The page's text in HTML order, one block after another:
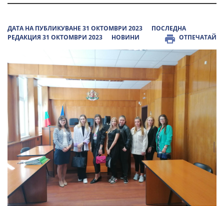
ДАТА НА ПУБЛИКУВАНЕ 31 ОКТОМВРИ 2023
ПОСЛЕДНА
РЕДАКЦИЯ 31 ОКТОМВРИ 2023
НОВИНИ ОТПЕЧАТАЙ